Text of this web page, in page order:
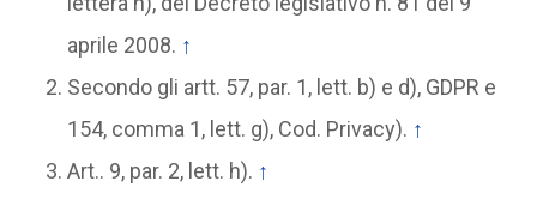
aprile 2008. ↑
Secondo gli artt. 57, par. 1, lett. b) e d), GDPR e
154, comma 1, lett. g), Cod. Privacy). ↑
Art.. 9, par. 2, lett. h). ↑